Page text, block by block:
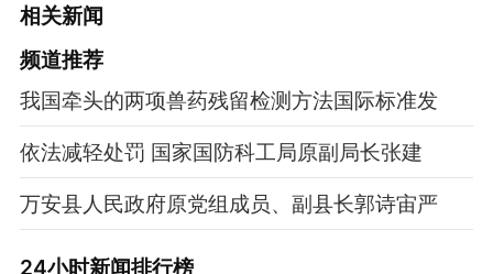
相关新闻
频道推荐
我国牵头的两项兽药残留检测方法国际标准发
依法减轻处罚 国家国防科工局原副局长张建
万安县人民政府原党组成员、副县长郭诗宙严
24小时新闻排行榜